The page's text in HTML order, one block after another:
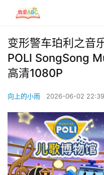
变形警车珀利之音
POLI SongSong
高清1080P
向上的小雨 2026-06-02 22:39